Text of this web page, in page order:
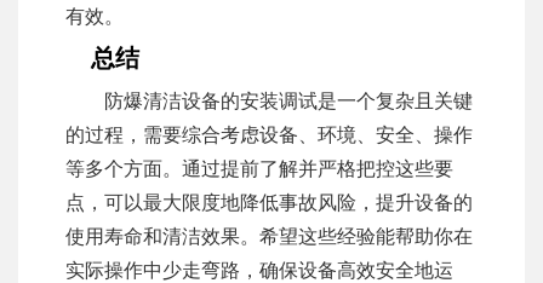
有效。
总结
防爆清洁设备的安装调试是一个复杂且关键
的过程，需要综合考虑设备、环境、安全、操作
等多个方面。通过提前了解并严格把控这些要
点，可以最大限度地降低事故风险，提升设备的
使用寿命和清洁效果。希望这些经验能帮助你在
实际操作中少走弯路，确保设备高效安全地运